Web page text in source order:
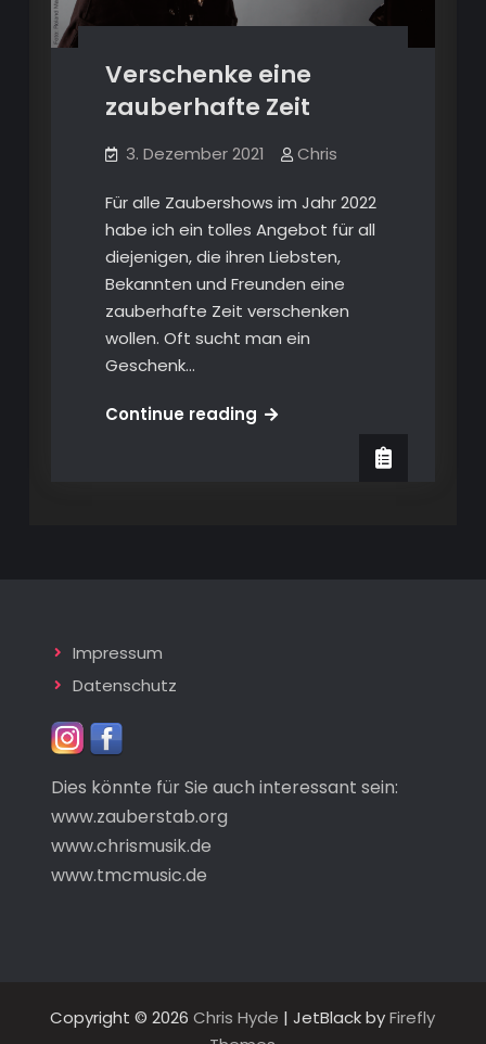
Verschenke eine
zauberhafte Zeit
3. Dezember 2021 Chris
Für alle Zaubershows im Jahr 2022
habe ich ein tolles Angebot für all
diejenigen, die ihren Liebsten,
Bekannten und Freunden eine
zauberhafte Zeit verschenken
wollen. Oft sucht man ein
Geschenk…
Continue readingVerschenke
Impressum
Datenschutz
Dies könnte für Sie auch interessant sein:
www.zauberstab.org
www.chrismusik.de
www.tmcmusic.de
Copyright © 2026Chris Hyde | JetBlack byFirefly